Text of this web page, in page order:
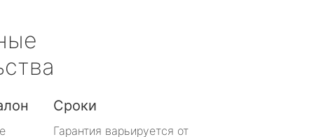
Сроки
Гарантия варьируется от